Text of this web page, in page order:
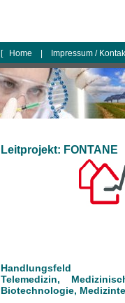
[ Home Impressum /
Leitprojekt: FONTANE
Handlungsfeld
Telemedizin,
Biotechnologie,